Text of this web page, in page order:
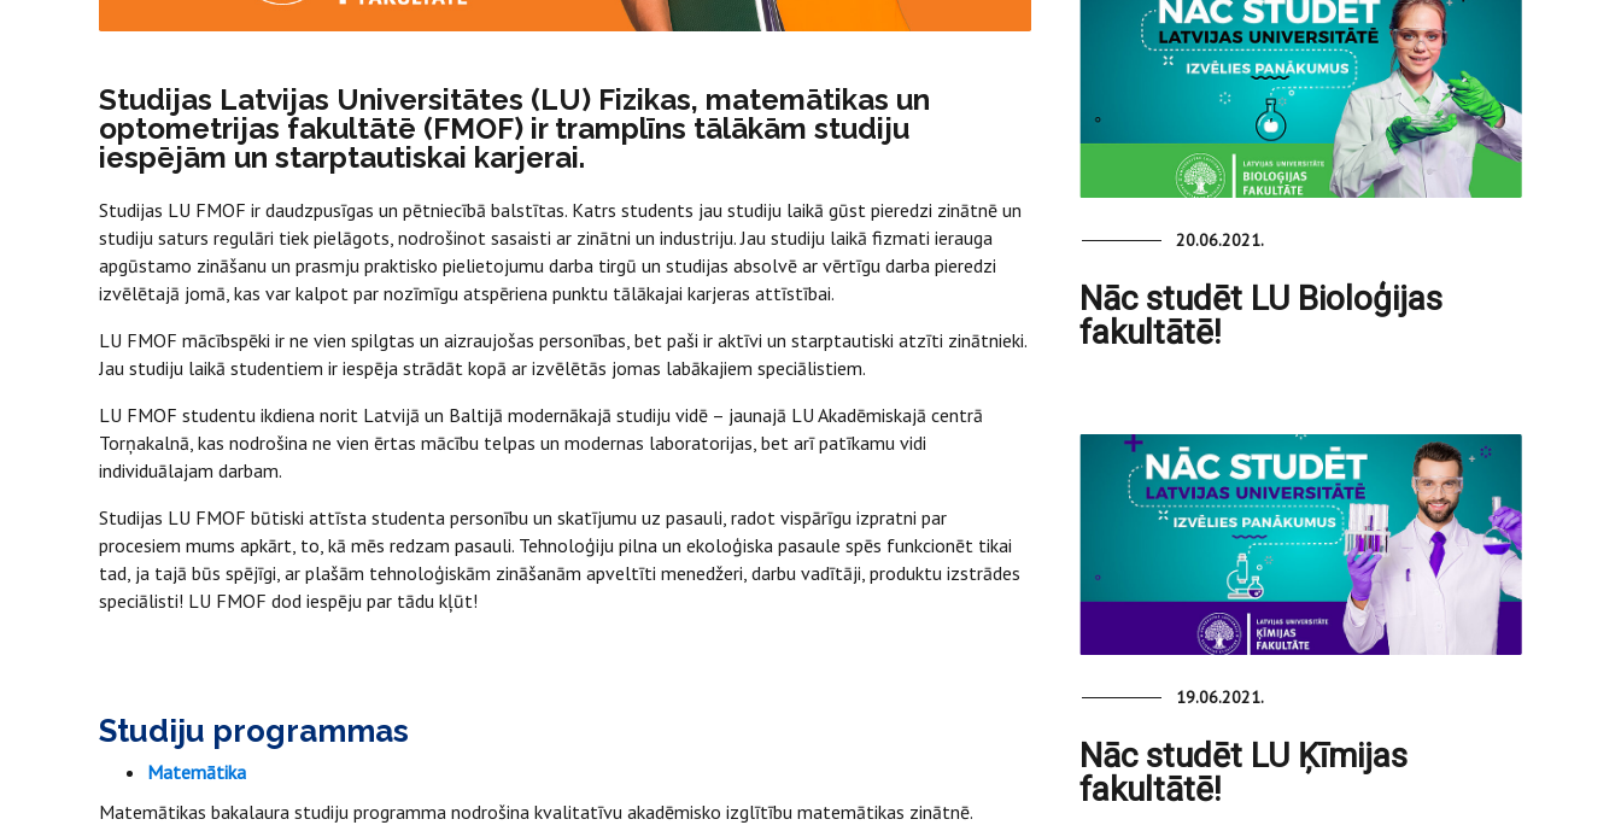
Studijas Latvijas Universitātes (LU) Fizikas, matemātikas un
optometrijas fakultātē (FMOF) ir tramplīns tālākām studiju
iespējām un starptautiskai karjerai.
Studijas LU FMOF ir daudzpusīgas un pētniecībā balstītas. Katrs students jau studiju laikā gūst pieredzi zinātnē un
studiju saturs regulāri tiek pielāgots, nodrošinot sasaisti ar zinātni un industriju. Jau studiju laikā fizmati ierauga
apgūstamo zināšanu un prasmju praktisko pielietojumu darba tirgū un studijas absolvē ar vērtīgu darba pieredzi
izvēlētajā jomā, kas var kalpot par nozīmīgu atspēriena punktu tālākajai karjeras attīstībai.
LU FMOF mācībspēki ir ne vien spilgtas un aizraujošas personības, bet paši ir aktīvi un starptautiski atzīti zinātnieki.
Jau studiju laikā studentiem ir iespēja strādāt kopā ar izvēlētās jomas labākajiem speciālistiem.
LU FMOF studentu ikdiena norit Latvijā un Baltijā modernākajā studiju vidē – jaunajā LU Akadēmiskajā centrā
Torņakalnā, kas nodrošina ne vien ērtas mācību telpas un modernas laboratorijas, bet arī patīkamu vidi
individuālajam darbam.
Studijas LU FMOF būtiski attīsta studenta personību un skatījumu uz pasauli, radot vispārīgu izpratni par
procesiem mums apkārt, to, kā mēs redzam pasauli. Tehnoloģiju pilna un ekoloģiska pasaule spēs funkcionēt tikai
tad, ja tajā būs spējīgi, ar plašām tehnoloģiskām zināšanām apveltīti menedžeri, darbu vadītāji, produktu izstrādes
speciālisti! LU FMOF dod iespēju par tādu kļūt!
Studiju programmas
Matemātika
Matemātikas bakalaura studiju programma nodrošina kvalitatīvu akadēmisko izglītību matemātikas zinātnē.
20.06.2021.
Nāc studēt LU Bioloģijas
fakultātē!
19.06.2021.
Nāc studēt LU Ķīmijas
fakultātē!